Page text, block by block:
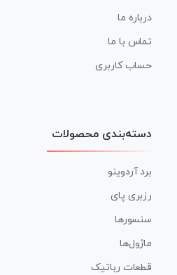
درباره ما
تماس با ما
حساب کاربری
دسته‌بندی محصولات
برد آردوینو
رزبری پای
سنسورها
ماژول‌ها
قطعات رباتیک